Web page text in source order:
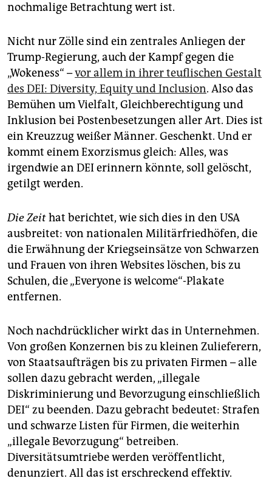
nochmalige Betrachtung wert ist.
Nicht nur Zölle sind ein zentrales Anliegen der
Trump-Regierung, auch der Kampf gegen die
„Wokeness“ –vor allem in ihrer teuflischen Gestalt
des DEI: Diversity, Equity und Inclusion. Also das
Bemühen um Vielfalt, Gleichberechtigung und
Inklusion bei Postenbesetzungen aller Art. Dies ist
ein Kreuzzug weißer Männer. Geschenkt. Und er
kommt einem Exorzismus gleich: Alles, was
irgendwie an DEI erinnern könnte, soll gelöscht,
getilgt werden.
Die Zeithat berichtet, wie sich dies in den USA
ausbreitet: von nationalen Militärfriedhöfen, die
die Erwähnung der Kriegseinsätze von Schwarzen
und Frauen von ihren Websites löschen, bis zu
Schulen, die „Everyone is welcome“-Plakate
entfernen.
Noch nachdrücklicher wirkt das in Unternehmen.
Von großen Konzernen bis zu kleinen Zulieferern,
von Staatsaufträgen bis zu privaten Firmen – alle
sollen dazu gebracht werden, „illegale
Diskriminierung und Bevorzugung einschließlich
DEI“ zu beenden. Dazu gebracht bedeutet: Strafen
und schwarze Listen für Firmen, die weiterhin
„illegale Bevorzugung“ betreiben.
Diversitätsumtriebe werden veröffentlicht,
denunziert. All das ist erschreckend effektiv.